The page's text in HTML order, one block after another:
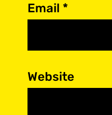
Email *
Website